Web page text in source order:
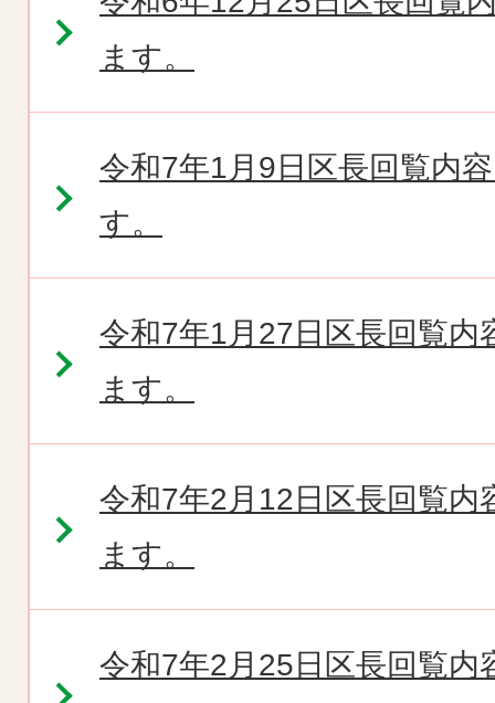
ます。
令和7年1月9日区長回覧内
す。
令和7年1月27日区長回覧
ます。
令和7年2月12日区長回覧
ます。
令和7年2月25日区長回覧